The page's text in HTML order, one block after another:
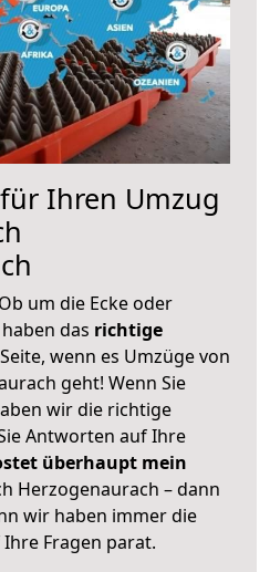
Ihren Umzug
um die Ecke oder
das richtige
wenn es Umzüge von
geht! Wenn Sie
wir die richtige
Antworten auf Ihre
überhaupt mein
Herzogenaurach – dann
wir haben immer die
Fragen parat.